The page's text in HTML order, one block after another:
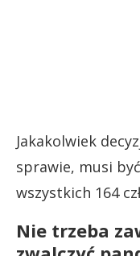
Jakakolwiek
sprawie, musi
wszystkich 164
Nie trzeba